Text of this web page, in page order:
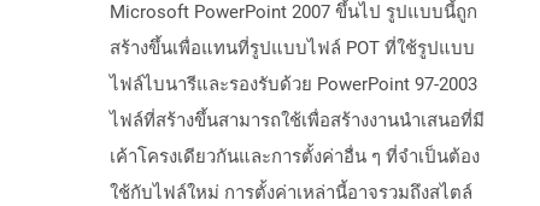
Microsoft PowerPoint 2007 ขึ้นไป รูปแบบนี้ถูก
สร้างขึ้นเพื่อแทนที่รูปแบบไฟล์ POT ที่ใช้รูปแบบ
ไฟล์ไบนารีและรองรับด้วย PowerPoint 97-2003
ไฟล์ที่สร้างขึ้นสามารถใช้เพื่อสร้างงานนำเสนอที่มี
เค้าโครงเดียวกันและการตั้งค่าอื่น ๆ ที่จำเป็นต้อง
ใช้กับไฟล์ใหม่ การตั้งค่าเหล่านี้อาจรวมถึงสไตล์